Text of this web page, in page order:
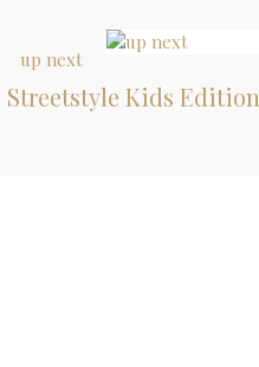
up next
Streetstyle Kids Edition